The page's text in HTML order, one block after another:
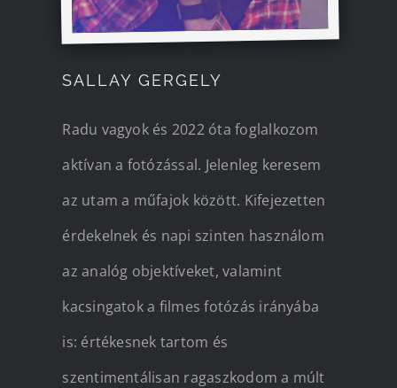
SALLAY GERGELY
Radu vagyok és 2022 óta foglalkozom
aktívan a fotózással. Jelenleg keresem
az utam a műfajok között. Kifejezetten
érdekelnek és napi szinten használom
az analóg objektíveket, valamint
kacsingatok a filmes fotózás irányába
is: értékesnek tartom és
szentimentálisan ragaszkodom a múlt